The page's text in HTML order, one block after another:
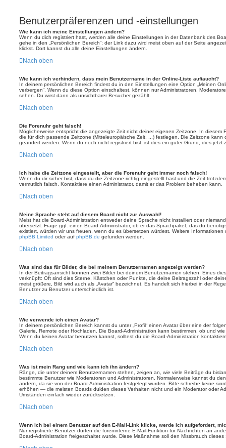
Benutzerpräferenzen und -einstellungen
Wie kann ich meine Einstellungen ändern?
Wenn du dich registriert hast, werden alle deine Einstellungen in der Datenbank des
gehe in den „Persönlichen Bereich“; der Link dazu wird meist oben auf der Seite
klickst. Dort kannst du alle deine Einstellungen ändern.
Nach oben
Wie kann ich verhindern, dass mein Benutzername in der Online-Liste auftaucht?
In deinem persönlichen Bereich findest du in den Einstellungen eine Option „Meinen
verbergen“. Wenn du diese Option einschaltest, können nur Administratoren,
sehen. Du wirst dann als unsichtbarer Besucher gezählt.
Nach oben
Die Forenuhr geht falsch!
Möglicherweise entspricht die angezeigte Zeit nicht deiner eigenen Zeitzone. In diesem
die für dich passende Zeitzone (Mitteleuropäische Zeit, ...) festlegen. Die Zeitzone kann
geändert werden. Wenn du noch nicht registriert bist, ist dies ein guter Grund, dies jetzt
Nach oben
Ich habe die Zeitzone eingestellt, aber die Forenuhr geht immer noch falsch!
Wenn du dir sicher bist, dass du die Zeitzone richtig eingestellt hast und die Zeit
vermutlich falsch. Kontaktiere einen Administrator, damit er das Problem beheben kann.
Nach oben
Meine Sprache steht auf diesem Board nicht zur Auswahl!
Meist hat die Board-Administration entweder deine Sprache nicht installiert oder
übersetzt. Frage ggf. einen Board-Administrator, ob er das Sprachpaket, das du
existiert, würden wir uns freuen, wenn du es übersetzen würdest. Weitere
phpBB Limited oder auf phpBB.de gefunden werden.
Nach oben
Was sind das für Bilder, die bei meinem Benutzernamen angezeigt werden?
In der Beitragsansicht können zwei Bilder bei deinem Benutzernamen stehen. Eines
verknüpft: Oft sind dies Sterne, Kästchen oder Punkte, die deine Beitragszahl oder
meist größere, Bild wird auch als „Avatar“ bezeichnet. Es handelt sich hierbei in der
Benutzer zu Benutzer unterschiedlich ist.
Nach oben
Wie verwende ich einen Avatar?
In deinem persönlichen Bereich kannst du unter „Profil“ einen Avatar über eine der
Galerie, Remote oder Hochladen. Die Board-Administration kann bestimmen, ob und
Wenn du keinen Avatar benutzen kannst, solltest du die Board-Administration
Nach oben
Was ist mein Rang und wie kann ich ihn ändern?
Ränge, die unter deinem Benutzernamen stehen, zeigen an, wie viele Beiträge du
bestimmte Benutzer wie Moderatoren und Administratoren. Normalerweise kannst du
ändern, da sie von der Board-Administration festgelegt wurden. Bitte schreibe keine
erhöhen — die meisten Boards dulden dieses Verhalten nicht und ein Moderator oder
Umständen einfach wieder zurücksetzen.
Nach oben
Wenn ich bei einem Benutzer auf den E-Mail-Link klicke, werde ich aufgefordert,
Nur registrierte Benutzer dürfen die foreninterne E-Mail-Funktion für Nachrichten an
Board-Administration freigeschaltet wurde. Diese Maßnahme soll den Missbrauch